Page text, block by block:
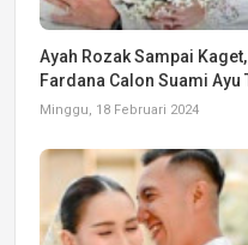
Ayah Rozak Sampai
Fardana Calon Suami
Minggu, 18 Februari 2024